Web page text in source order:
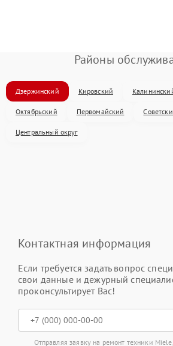
Районы
Дзержинский Кировский
Октябрьский Первомайский
Центральный округ
Контактная информация
Если требуется задать вопрос
свои данные и дежурный
проконсультирует Вас!
Отправляя заявку на ремонт техники